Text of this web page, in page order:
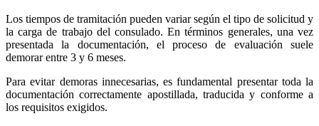
Los tiempos de tramitación pueden variar según el tipo de solicitud y
la carga de trabajo del consulado. En términos generales, una vez
presentada la documentación, el proceso de evaluación suele
demorar entre 3 y 6 meses.
Para evitar demoras innecesarias, es fundamental presentar toda la
documentación correctamente apostillada, traducida y conforme a
los requisitos exigidos.